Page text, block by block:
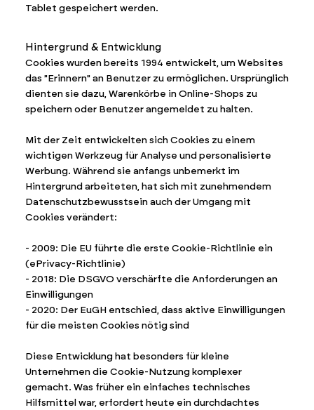
Tablet gespeichert werden.
Hintergrund & Entwicklung
Cookies wurden bereits 1994 entwickelt, um Websites
das "Erinnern" an Benutzer zu ermöglichen. Ursprünglich
dienten sie dazu, Warenkörbe in Online-Shops zu
speichern oder Benutzer angemeldet zu halten.
Mit der Zeit entwickelten sich Cookies zu einem
wichtigen Werkzeug für Analyse und personalisierte
Werbung. Während sie anfangs unbemerkt im
Hintergrund arbeiteten, hat sich mit zunehmendem
Datenschutzbewusstsein auch der Umgang mit
Cookies verändert:
- 2009: Die EU führte die erste Cookie-Richtlinie ein
(ePrivacy-Richtlinie)
- 2018: Die DSGVO verschärfte die Anforderungen an
Einwilligungen
- 2020: Der EuGH entschied, dass aktive Einwilligungen
für die meisten Cookies nötig sind
Diese Entwicklung hat besonders für kleine
Unternehmen die Cookie-Nutzung komplexer
gemacht. Was früher ein einfaches technisches
Hilfsmittel war, erfordert heute ein durchdachtes